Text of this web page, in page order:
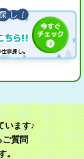
います♪
質問
。